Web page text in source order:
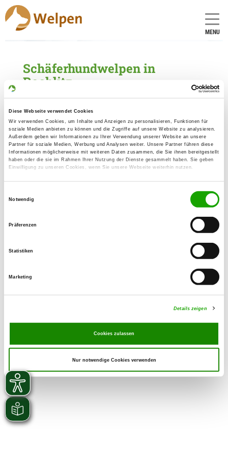
Diese Webseite verwendet Cookies
Wir verwenden Cookies, um Inhalte und Anzeigen zu personalisieren, Funktionen für
soziale Medien anbieten zu können und die Zugriffe auf unsere Website zu analysieren.
Außerdem geben wir Informationen zu Ihrer Verwendung unserer Website an unsere
Partner für soziale Medien, Werbung und Analysen weiter. Unsere Partner führen diese
Informationen möglicherweise mit weiteren Daten zusammen, die Sie ihnen bereitgestellt
haben oder die sie im Rahmen Ihrer Nutzung der Dienste gesammelt haben. Sie geben
Einwilligung zu unseren Cookies, wenn Sie unsere Webseite weiterhin nutzen.
Notwendig
Präferenzen
Statistiken
Marketing
Details zeigen
Cookies zulassen
Nur notwendige Cookies verwenden
MENU
Schäferhundwelpen in
Rochlitz
Schäferhundwelpen gefunden
Zuchtstätte: von der Lackiererei
Details
Schillingstr. 1
09306 Rochlitz
Welpen zur Verfügung